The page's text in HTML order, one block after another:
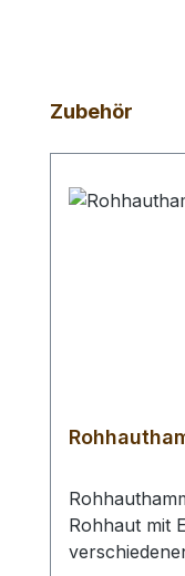
Produktgalerie
Zubehör
Rohhaut mit